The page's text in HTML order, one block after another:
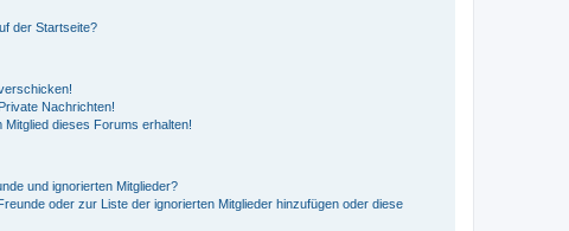
der Startseite?
Nachrichten!
Mitglied dieses Forums erhalten!
und ignorierten Mitglieder?
oder zur Liste der ignorierten Mitglieder hinzufügen oder diese